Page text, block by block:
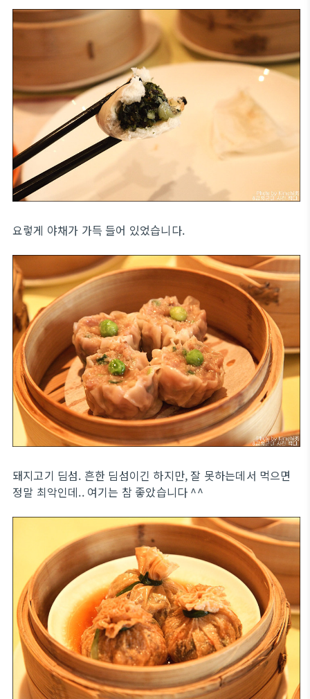
요렇게 야채가 가득 들어 있었습니다.
돼지고기 딤섬. 흔한 딤섬이긴 하지만, 잘 못하는데서 먹으면
정말 최악인데.. 여기는 참 좋았습니다 ^^